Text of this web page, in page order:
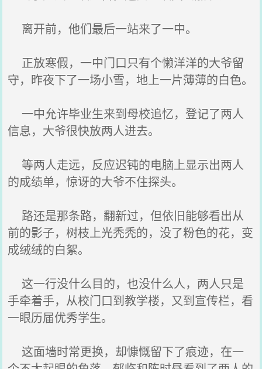
离开前，他们最后一站来了一中。
正放寒假，一中门口只有个懒洋洋的大爷留
守，昨夜下了一场小雪，地上一片薄薄的白色。
一中允许毕业生来到母校追忆，登记了两人
信息，大爷很快放两人进去。
等两人走远，反应迟钝的电脑上显示出两人
的成绩单，惊讶的大爷不住探头。
路还是那条路，翻新过，但依旧能够看出从
前的影子，树枝上光秃秃的，没了粉色的花，变
成绒绒的白絮。
这一行没什么目的，也没什么人，两人只是
手牵着手，从校门口到教学楼，又到宣传栏，看
一眼历届优秀学生。
这面墙时常更换，却慷慨留下了痕迹，在一